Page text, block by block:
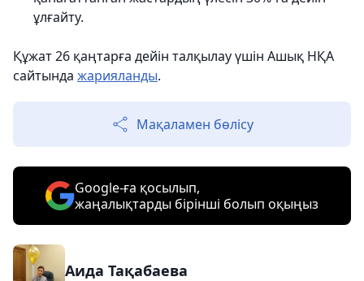
ұлғайту.
Құжат 26 қаңтарға дейін талқылау үшін Ашық НҚА
сайтында жарияланды.
Мақаламен бөлісу
Google-ға қосылып,
жаңалықтарды бірінші болып оқыңыз
Аида Тақабаева